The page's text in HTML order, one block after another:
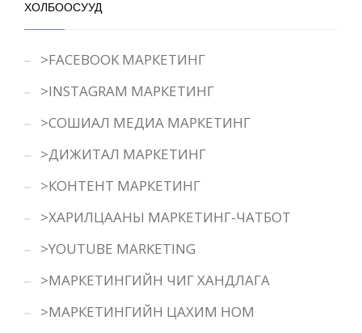
ХОЛБООСУУД
>FACEBOOK МАРКЕТИНГ
>INSTAGRAM МАРКЕТИНГ
>СОШИАЛ МЕДИА МАРКЕТИНГ
>ДИЖИТАЛ МАРКЕТИНГ
>КОНТЕНТ МАРКЕТИНГ
>ХАРИЛЦААНЫ МАРКЕТИНГ-ЧАТБОТ
>YOUTUBE MARKETING
>МАРКЕТИНГИЙН ЧИГ ХАНДЛАГА
>МАРКЕТИНГИЙН ЦАХИМ НОМ